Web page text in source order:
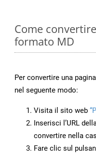
Come
formato MD
Per convertire una
nel seguente modo:
Visita il sito web
Inserisci l’URL
convertire nella
Fare clic sul